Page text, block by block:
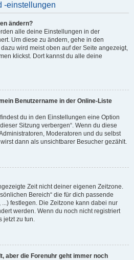
-einstellungen
ändern?
alle deine Einstellungen in der
Um diese zu ändern, gehe in den
wird meist oben auf der Seite angezeigt,
klickst. Dort kannst du alle deine
Benutzername in der Online-Liste
du in den Einstellungen eine Option
Sitzung verbergen“. Wenn du diese
Moderatoren und du selbst
dann als unsichtbarer Besucher gezählt.
Zeit nicht deiner eigenen Zeitzone.
Bereich“ die für dich passende
festlegen. Die Zeitzone kann dabei nur
werden. Wenn du noch nicht registriert
jetzt zu tun.
aber die Forenuhr geht immer noch